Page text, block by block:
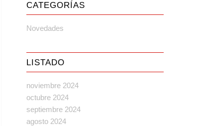
CATEGORÍAS
Novedades
LISTADO
noviembre 2024
octubre 2024
septiembre 2024
agosto 2024